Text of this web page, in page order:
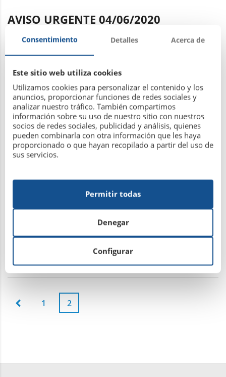
AVISO URGENTE 04/06/2020
4 de junio de 2020
Leer más
Campamento Urbano de la R.S.D
1 2
Consentimiento Detalles Acerca de
Este sitio web utiliza cookies
Utilizamos cookies para personalizar el contenido y los
anuncios, proporcionar funciones de redes sociales y
analizar nuestro tráfico. También compartimos
información sobre su uso de nuestro sitio con nuestros
socios de redes sociales, publicidad y análisis, quienes
pueden combinarla con otra información que les haya
proporcionado o que hayan recopilado a partir del uso de
sus servicios.
Configurar
Denegar
Permitir todas